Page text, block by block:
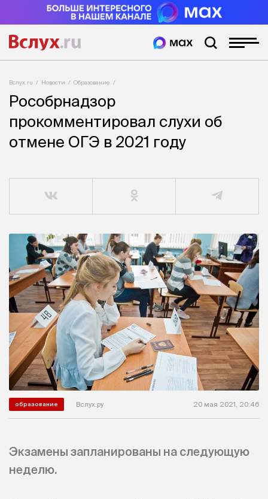
Вслух.ru Новости Образование
Рособрнадзор
прокомментировал слухи об
отмене ОГЭ в 2021 году
образование Вслух.ру 20 мая 2021, 20:46
Экзамены запланированы на следующую
неделю.